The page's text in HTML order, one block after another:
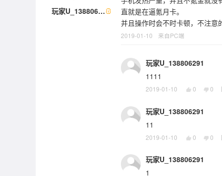
玩家U_138806…
直就是在逼氪月卡。
并且操作时会不时卡顿，不注意
2019-01-10 来自PC端
玩家U_138806291
1111
2019-01-10 0 0
玩家U_138806291
11
2019-01-10 0 0
玩家U_138806291
1